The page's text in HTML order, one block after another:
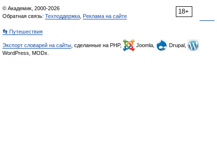
18+
© Академик, 2000-2026
Обратная связь: Техподдержка Реклама на сайте
👣 Путешествия
Экспорт словарей на сайты , сделанные на PHP, Joomla,
Drupal,
WordPress, MODx.